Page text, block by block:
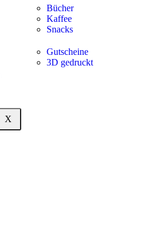
Bücher
Kaffee
Snacks
Gutscheine
3D gedruckt
X